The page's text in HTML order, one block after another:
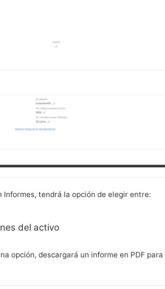
Informes, tendrá la opción de elegir entre:
del activo
opción, descargará un informe en PDF